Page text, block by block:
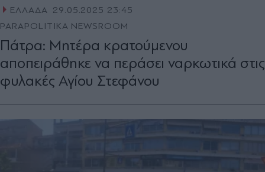
ΕΛΛΑΔΑ 29.05.2025 23:45
PARAPOLITIKA NEWSROOM
Πάτρα: Μητέρα κρατούμενου
αποπειράθηκε να περάσει ναρκωτικά στις
φυλακές Αγίου Στεφάνου